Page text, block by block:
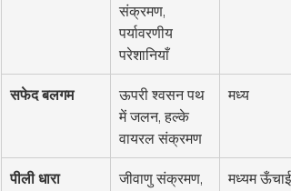
संक्रमण,
पर्यावरणीय
परेशानियाँ
सफेद बलगम
ऊपरी श्वसन पथ
में जलन, हल्के
वायरल संक्रमण
मध्य
पीली धारा
जीवाणु संक्रमण,
मध्यम ऊँचाई